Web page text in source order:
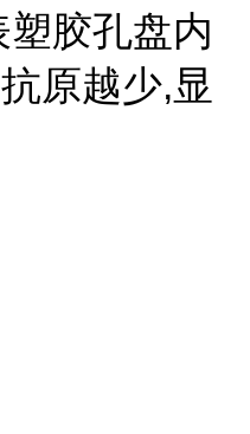
胶孔盘内
原越少,显